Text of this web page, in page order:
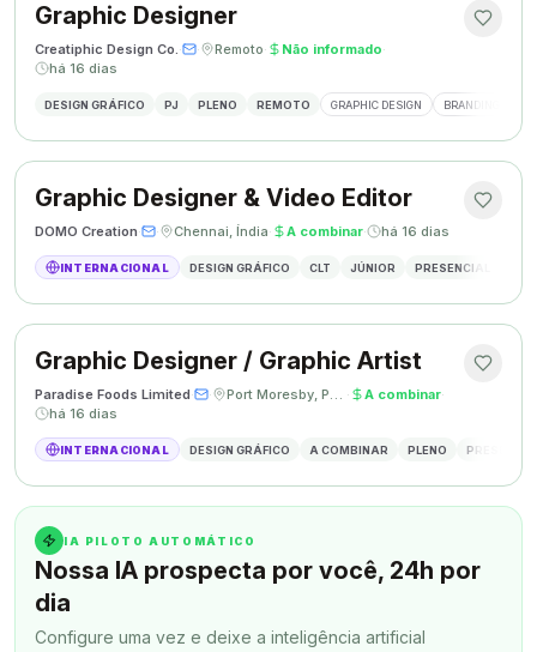
Graphic Designer
Creatiphic Design Co.· · Remoto· Não informado·
há 16 dias
DESIGN GRÁFICO PJ PLENO REMOTO GRAPHIC DESIGN BRANDING
Graphic Designer & Video Editor
DOMO Creation· · Chennai, Índia· A combinar· há 16 dias
INTERNACIONAL DESIGN GRÁFICO CLT JÚNIOR PRESENCIAL
Graphic Designer / Graphic Artist
Paradise Foods Limited· · Port Moresby, Papua Nova Guiné · A combinar·
há 16 dias
INTERNACIONAL DESIGN GRÁFICO A COMBINAR PLENO
IA PILOTO AUTOMÁTICO
Nossa IA prospecta por você, 24h por
dia
Configure uma vez e deixe a inteligência artificial